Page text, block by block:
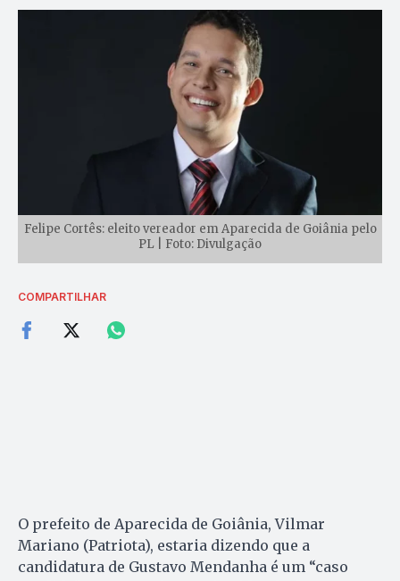
Felipe Cortês: eleito vereador em Aparecida de Goiânia pelo
PL | Foto: Divulgação
COMPARTILHAR
O prefeito de Aparecida de Goiânia, Vilmar
Mariano (Patriota), estaria dizendo que a
candidatura de Gustavo Mendanha é um “caso